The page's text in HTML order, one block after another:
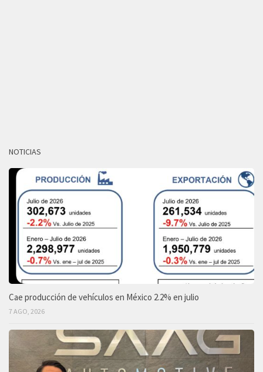
NOTICIAS
Cae producción de vehículos en México 2.2% en julio
7 AGO, 2026